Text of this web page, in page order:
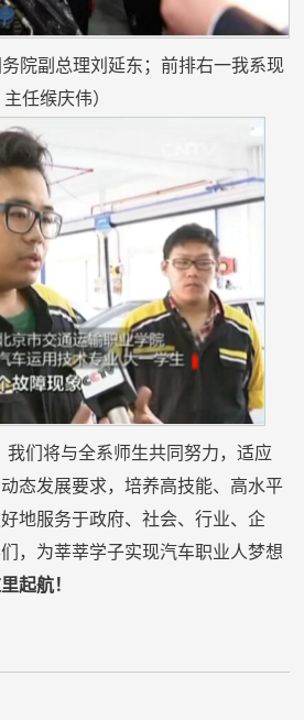
务院副总理刘延东；前排右一我系现
主任缑庆伟）
我们将与全系师生共同努力，适应
态发展要求，培养高技能、高水平
地服务于政府、社会、行业、企
，为莘莘学子实现汽车职业人梦想
起航！